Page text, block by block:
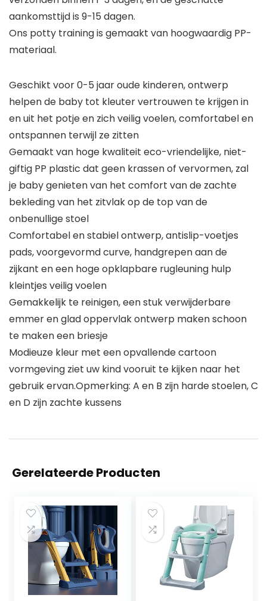
aankomsttijd is 9-15 dagen.
Ons potty training is gemaakt van hoogwaardig PP-
materiaal.
Geschikt voor 0-5 jaar oude kinderen, ontwerp
helpen de baby tot kleuter vertrouwen te krijgen in
en uit het potje en zich veilig voelen, comfortabel en
ontspannen terwijl ze zitten
Gemaakt van hoge kwaliteit eco-vriendelijke, niet-
giftig PP plastic dat geen krassen of vervormen, zal
je baby genieten van het comfort van de zachte
bekleding van het zitvlak op de top van de
onbenullige stoel
Comfortabel en stabiel ontwerp, antislip-voetjes
pads, voorgevormd curve, handgrepen aan de
zijkant en een hoge opklapbare rugleuning hulp
kleintjes veilig voelen
Gemakkelijk te reinigen, een stuk verwijderbare
emmer en glad oppervlak ontwerp maken schoon
te maken een briesje
Modieuze kleur met een opvallende cartoon
vormgeving ziet uw kind vooruit te kijken naar het
gebruik ervan.Opmerking: A en B zijn harde stoelen, C
en D zijn zachte kussens
Gerelateerde Producten